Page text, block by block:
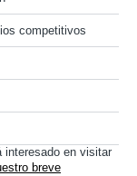
competitivos
interesado en visitar
breve